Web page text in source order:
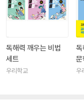
독해력 깨우는 비법
세트
우리학교
독
문
우